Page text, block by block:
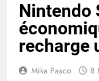
Nintendo
recharge
Mika Pasco 8